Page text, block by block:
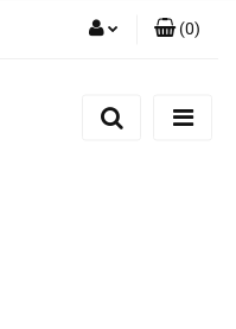
Zarejestruj się
(0)